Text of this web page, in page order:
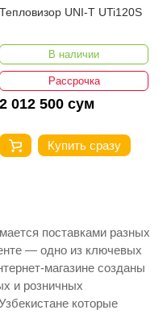
Тепловизор UNI-T UTi120S
В наличии
Рассрочка
2 012 500 сум
Купить сразу
поставками разных
— одно из ключевых
магазине созданы
и розничных
которые